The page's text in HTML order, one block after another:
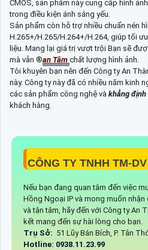
CMOS, sản phẩm này cung cấp hình
trong điều kiện ánh sáng yếu.
Sản phẩm còn hỗ trợ nhiều chuẩn nén
H.265+/H.265/H.264+/H.264, giúp tối
liệu. Mang lại giá trị vượt trội Bạn sẽ
mà vẫn ®️an Tâm chất lượng hình ảnh.
Tôi khuyên bạn nên đến Công ty An
này. Công ty này đã có nhiều năm kinh
các sản phẩm công nghệ và khẳng định
khách hàng.
CÔNG TY TNHH TM-
Nếu bạn đang quan tâm đến việc
Hồng Ngoại IP và mong muốn
và tận tâm, hãy đến với Công ty An
kết mang đến sự hài lòng cho bạn.
Trụ Sở: 51 Lũy Bán Bích, P. Tân
Hotline: 0938.11.23.99